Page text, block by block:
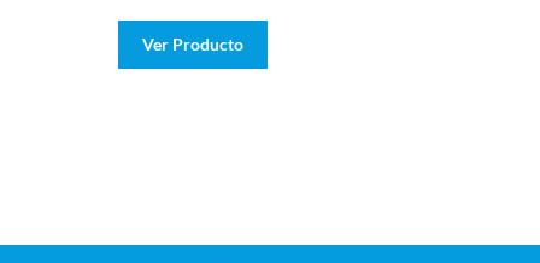
Ver Producto